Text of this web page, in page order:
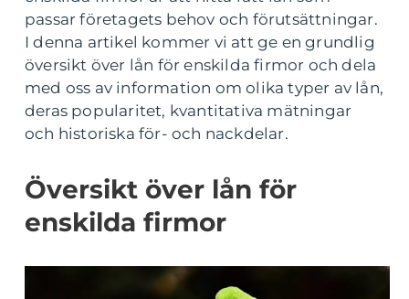
passar företagets behov och förutsättningar.
I denna artikel kommer vi att ge en grundlig
översikt över lån för enskilda firmor och dela
med oss av information om olika typer av lån,
deras popularitet, kvantitativa mätningar
och historiska för- och nackdelar.
Översikt över lån för
enskilda firmor